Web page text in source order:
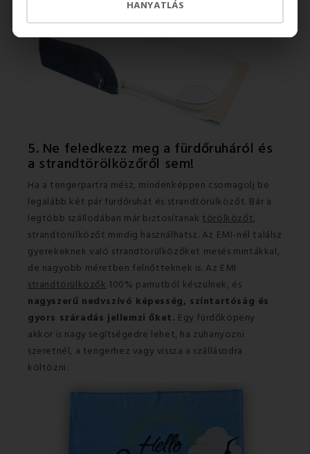
HANYATLÁS
5. Ne feledkezz meg a fürdőruháról és
a strandtörölközőről sem!
Ha a tengerpartra mész, mindenképpen csomagolj be
legalább két pár fürdőruhát és strandtörülközőt. Bár a
legtöbb szállodában már biztosítanaktörölközőt,
strandtörülközőt mindig használhatsz. Az EMI-nél találsz
gyerekeknek való strandtörülközőket mesés mintákkal,
de nagyobb méretben felnőtteknek is. Az EMI
strandtörülközők 100% pamutból készülnek, és
nagyszerű nedvszívó képesség, színtartóság és
gyors száradás jellemzi őket. Egy fürdőköpeny
akkor is nagy segítségedre lehet, ha zuhanyozni
szeretnél, a tengerhez vagy vissza a szállásodra
költözni.